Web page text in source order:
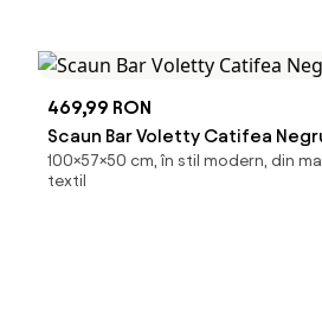
469,99 RON
Scaun Bar Voletty Catifea
100×57×50 cm, în stil modern, din
textil